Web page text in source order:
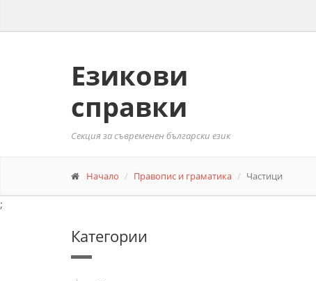
Езикови
справки
Секция за съвременен български език
Начало Правопис и граматика Частици
;
Категории